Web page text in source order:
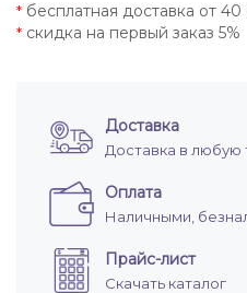
* бесплатная доставка от
* скидка на первый заказ 5%
Доставка
Доставка в любую
Оплата
Наличными,
Прайс-лист
Скачать каталог